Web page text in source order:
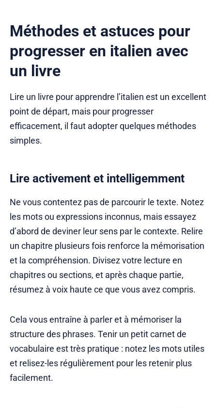
Méthodes et astuces pour
progresser en italien avec
un livre
Lire un livre pour apprendre l’italien est un excellent
point de départ, mais pour progresser
efficacement, il faut adopter quelques méthodes
simples.
Lire activement et intelligemment
Ne vous contentez pas de parcourir le texte. Notez
les mots ou expressions inconnus, mais essayez
d’abord de deviner leur sens par le contexte. Relire
un chapitre plusieurs fois renforce la mémorisation
et la compréhension. Divisez votre lecture en
chapitres ou sections, et après chaque partie,
résumez à voix haute ce que vous avez compris.
Cela vous entraîne à parler et à mémoriser la
structure des phrases. Tenir un petit carnet de
vocabulaire est très pratique : notez les mots utiles
et relisez-les régulièrement pour les retenir plus
facilement.